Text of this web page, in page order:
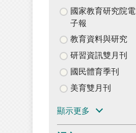
國家教育研究院電
子報
教育資料與研究
研習資訊雙月刊
國民體育季刊
美育雙月刊
顯示更多